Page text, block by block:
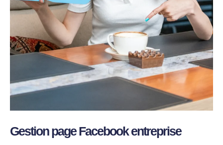
Gestion page Facebook entreprise